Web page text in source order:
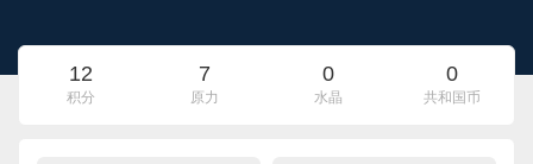
12
积分
7
原力
0
水晶
0
共和国币